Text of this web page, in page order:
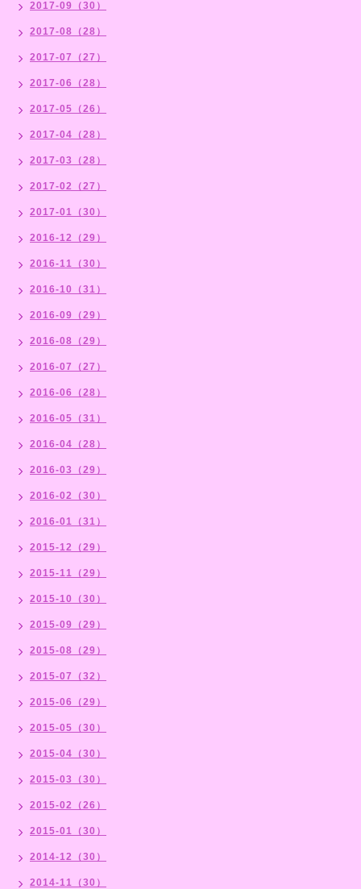
2017-09（30）
2017-08（28）
2017-07（27）
2017-06（28）
2017-05（26）
2017-04（28）
2017-03（28）
2017-02（27）
2017-01（30）
2016-12（29）
2016-11（30）
2016-10（31）
2016-09（29）
2016-08（29）
2016-07（27）
2016-06（28）
2016-05（31）
2016-04（28）
2016-03（29）
2016-02（30）
2016-01（31）
2015-12（29）
2015-11（29）
2015-10（30）
2015-09（29）
2015-08（29）
2015-07（32）
2015-06（29）
2015-05（30）
2015-04（30）
2015-03（30）
2015-02（26）
2015-01（30）
2014-12（30）
2014-11（30）